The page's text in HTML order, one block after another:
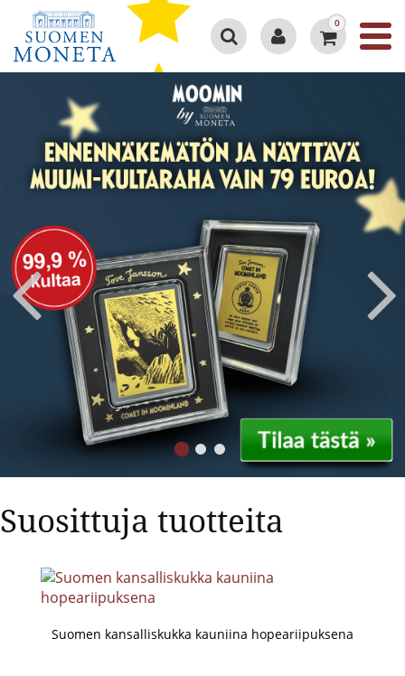
Google 4.3/5
0
Suosittuja tuotteita
Suomen kansalliskukka kauniina hopeariipuksena